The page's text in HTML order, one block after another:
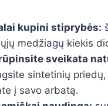
kupini stiprybės:
medžiagų kiekis
sveikata
sintetinių
į savo arbatą.